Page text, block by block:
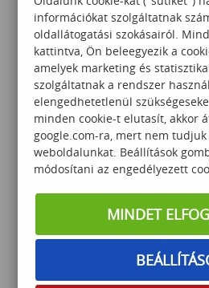
Nyelvfüggetlen
145 000Ft
Power Automate
információkat szolgáltatnak
oldallátogatási szokásairól.
kattintva, Ön beleegyezik a
amelyek marketing és
szolgáltatnak a rendszer
elengedhetetlenül
minden cookie-t elutasít, akkor
google.com-ra, mert nem
weboldalunkat. Beállítások
módosítani az engedélyezett
MINDET